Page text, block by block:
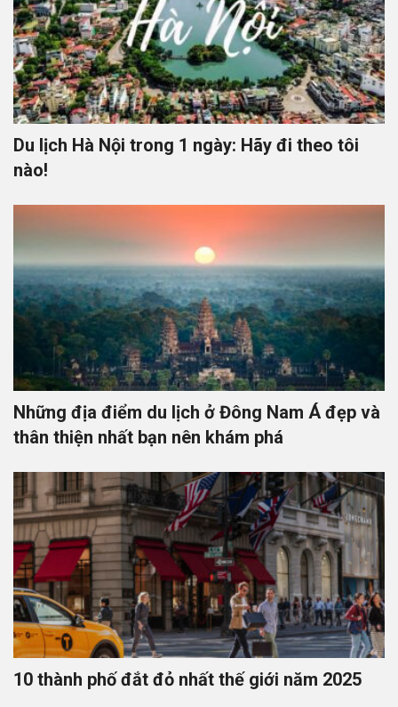
Du lịch Hà Nội trong 1 ngày: Hãy đi theo tôi
nào!
Những địa điểm du lịch ở Đông Nam Á đẹp và
thân thiện nhất bạn nên khám phá
10 thành phố đắt đỏ nhất thế giới năm 2025